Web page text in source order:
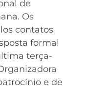
de
Os
contatos
formal
terça-
e de